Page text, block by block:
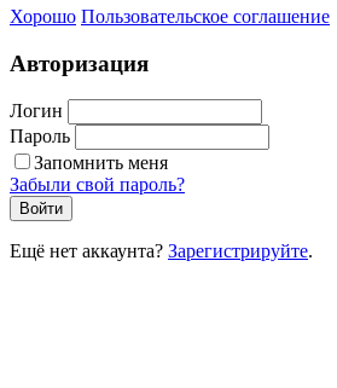
Хорошо Пользовательское соглашение
Авторизация
Логин
Пароль
Запомнить меня
Забыли свой пароль?
Войти
Ещё нет аккаунта? Зарегистрируйте.